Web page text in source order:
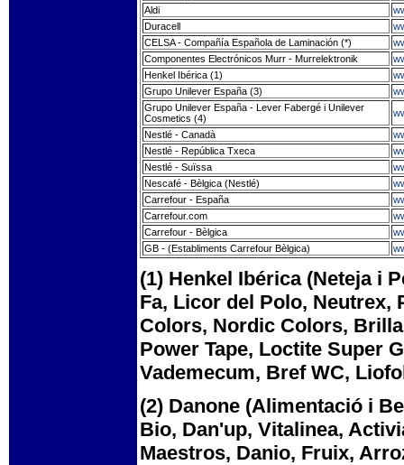
Aldi
Duracell
CELSA - Compañía Española de Laminación (*)
Componentes Electrónicos Murr - Murrelektronik
Henkel Ibérica (1)
Grupo Unilever España (3)
Grupo Unilever España - Lever Fabergé i Unilever
Cosmetics (4)
Nestlé - Canadà
Nestlé - República Txeca
Nestlé - Suïssa
Nescafé - Bèlgica (Nestlé)
Carrefour - España
Carrefour.com
Carrefour - Bèlgica
GB - (Establiments Carrefour Bèlgica)
(1) Henkel Ibérica (Neteja i
Fa, Licor del Polo, Neutrex,
Colors, Nordic Colors,
Power Tape, Loctite Super
Vademecum, Bref WC,
(2) Danone (Alimentació i
Bio, Dan'up, Vitalinea,
Maestros, Danio, Fruix,